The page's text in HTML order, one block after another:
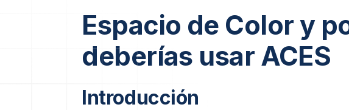
Espacio de Color y
deberías usar ACES
Introducción